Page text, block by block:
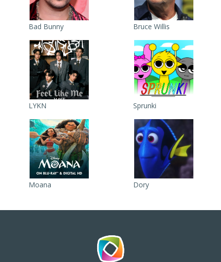
Bad Bunny Bruce Willis
LYKN Sprunki
Moana Dory